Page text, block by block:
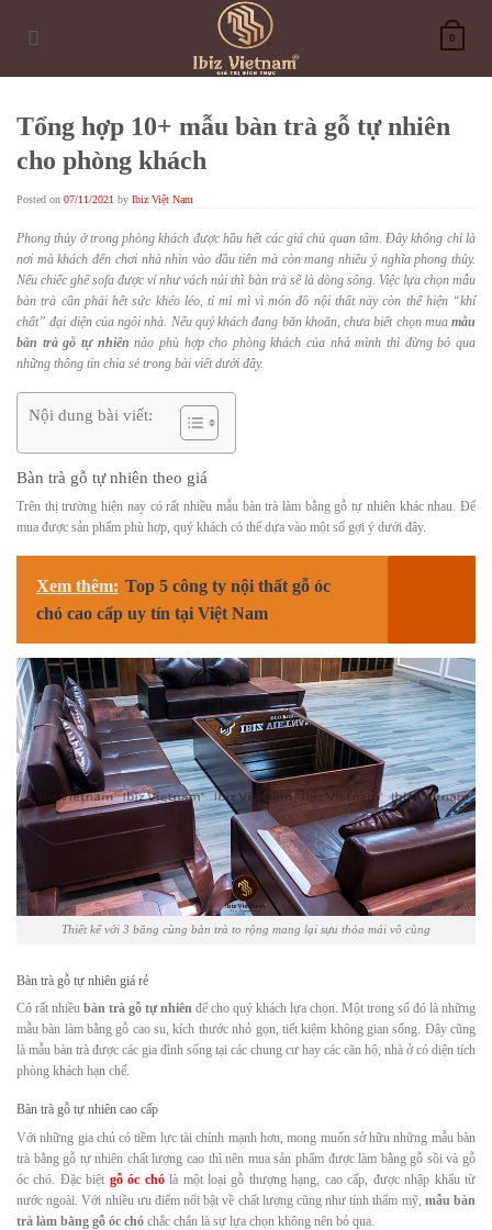
0
Tổng hợp 10+ mẫu bàn trà gỗ tự nhiên
cho phòng khách
Posted on 07/11/2021 by Ibiz Việt Nam
Phong thủy ở trong phòng khách được hầu hết các giá chủ quan tâm. Đây không chỉ là
nơi mà khách đến chơi nhà nhìn vào đầu tiên mà còn mang nhiều ý nghĩa phong thủy.
Nếu chiếc ghế sofa được ví như vách núi thì bàn trà sẽ là dòng sông. Việc lựa chọn mẫu
bàn trà cần phải hết sức khéo léo, tỉ mỉ mì vì món đồ nội thất này còn thể hiện “khí
chất” đại diện của ngôi nhà. Nếu quý khách đang băn khoăn, chưa biết chọn mua mẫu
bàn trà gỗ tự nhiênnào phù hợp cho phòng khách của nhà mình thì đừng bỏ qua
những thông tin chia sẻ trong bài viết dưới đây.
Nội dung bài viết:
Bàn trà gỗ tự nhiên theo giá
Trên thị trường hiện nay có rất nhiều mẫu bàn trà làm bằng gỗ tự nhiên khác nhau. Để
mua được sản phẩm phù hợp, quý khách có thể dựa vào một số gợi ý dưới đây.
Xem thêm: Top 5 công ty nội thất gỗ óc
chó cao cấp uy tín tại Việt Nam
Thiết kế với 3 băng cùng bàn trà to rộng mang lại sựu thỏa mái vô cùng
Bàn trà gỗ tự nhiên giá rẻ
Có rất nhiều bàn trà gỗ tự nhiên để cho quý khách lựa chọn. Một trong số đó là những
mẫu bàn làm bằng gỗ cao su, kích thước nhỏ gọn, tiết kiệm không gian sống. Đây cũng
là mẫu bàn trà được các gia đình sống tại các chung cư hay các căn hộ, nhà ở có diện tích
phòng khách hạn chế.
Bàn trà gỗ tự nhiên cao cấp
Với những gia chủ có tiềm lực tài chính mạnh hơn, mong muốn sở hữu những mẫu bàn
trà bằng gỗ tự nhiên chất lượng cao thì nên mua sản phẩm được làm bằng gỗ sồi và gỗ
óc chó. Đặc biệt gỗ óc chólà một loại gỗ thượng hạng, cao cấp, được nhập khẩu từ
nước ngoài. Với nhiều ưu điểm nổi bật về chất lượng cũng như tính thẩm mỹ, mẫu bàn
trà làm bằng gỗ óc chó chắc chắn là sự lựa chọn không nên bỏ qua.